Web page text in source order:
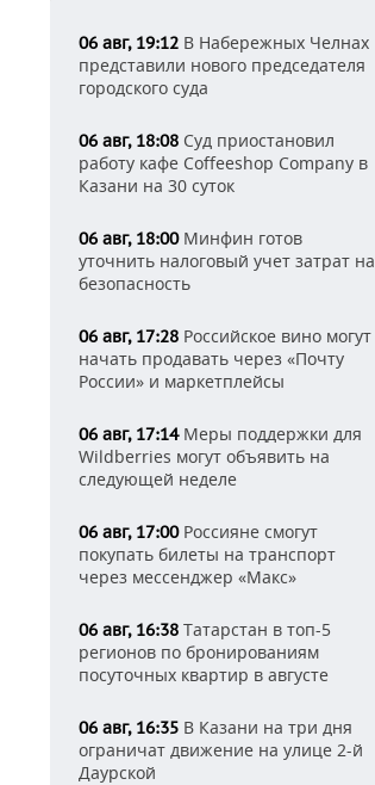
06 авг, 19:12 В Набережных Челнах
представили нового председателя
городского суда
06 авг, 18:08 Суд приостановил
работу кафе Coffeeshop Company в
Казани на 30 суток
06 авг, 18:00Минфин готов
уточнить налоговый учет затрат на
безопасность
06 авг, 17:28 Российское вино могут
начать продавать через «Почту
России» и маркетплейсы
06 авг, 17:14Меры поддержки для
Wildberries могут объявить на
следующей неделе
06 авг, 17:00Россияне смогут
покупать билеты на транспорт
через мессенджер «Макс»
06 авг, 16:38 Татарстан в топ-5
регионов по бронированиям
посуточных квартир в августе
06 авг, 16:35 В Казани на три дня
ограничат движение на улице 2-й
Даурской